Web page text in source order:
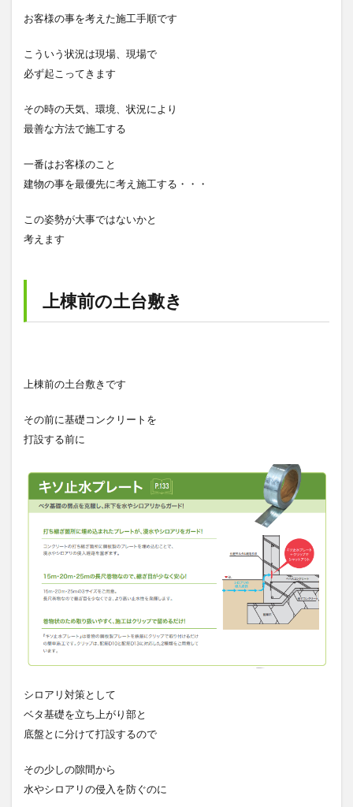
お客様の事を考えた施工手順です
こういう状況は現場、現場で
必ず起こってきます
その時の天気、環境、状況により
最善な方法で施工する
一番はお客様のこと
建物の事を最優先に考え 施工する・・・
この姿勢が大事ではないかと
考えます
上棟前の土台敷き
上棟前の土台敷きです
その前に基礎コンクリートを
打設する前に
シロアリ対策として
ベタ基礎を立ち上がり部と
底盤とに分けて打設するので
その少しの隙間から
水やシロアリの侵入を防ぐのに